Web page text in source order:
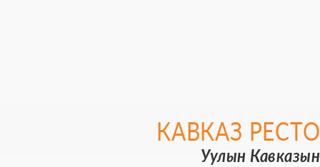
КАВКАЗ
Уулын Кавказын